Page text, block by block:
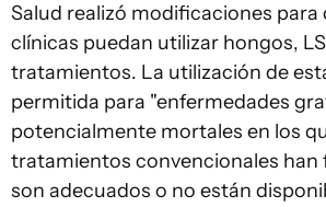
Salud realizó modificaciones para
clínicas puedan utilizar hongos,
tratamientos. La utilización de
permitida para "enfermedades
potencialmente mortales en los
tratamientos convencionales han
son adecuados o no están